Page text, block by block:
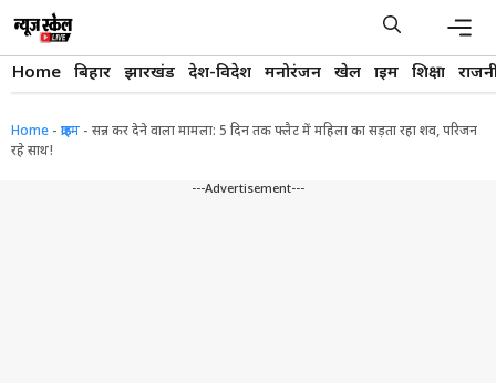
content
Home बिहार झारखंड देश-विदेश मनोरंजन खेल क्राइम शिक्षा
Home - क्राइम - सन्न कर देने वाला मामला: 5 दिन तक फ्लैट में महिला का सड़ता रहा शव, परिजन
रहे साथ!
---Advertisement---